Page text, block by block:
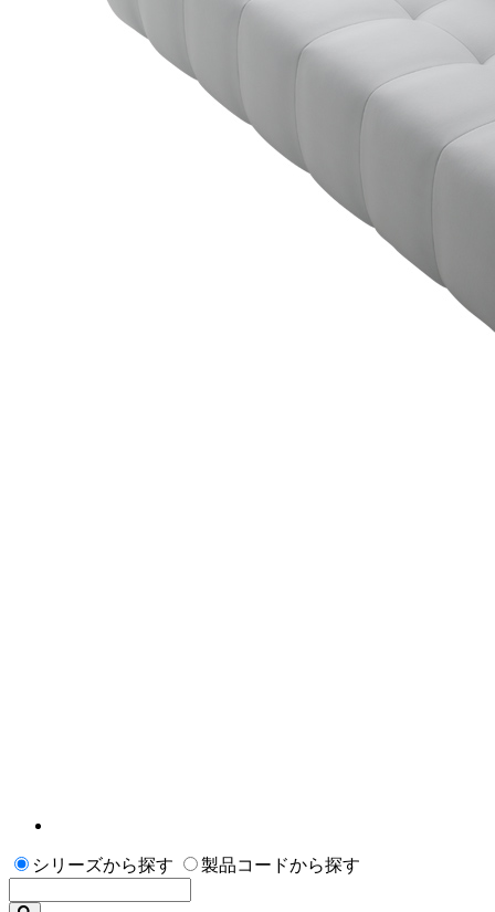
シリーズから探す 製品コードから探す